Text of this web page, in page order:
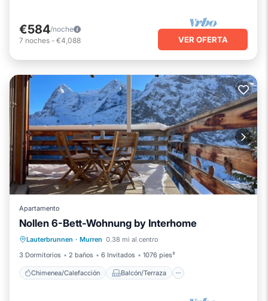
€584/noche
7 noches - €4,088 VER OFERTA
Apartamento
Nollen 6-Bett-Wohnung by Interhome
Lauterbrunnen · Murren 0.38 mi al centro
3 Dormitorios
2 baños 6 Invitados 1076 pies²
Chimenea/Calefacción Balcón/Terraza
Chimenea/Calefacción
Balcón/Terraza
Cocina
Internet